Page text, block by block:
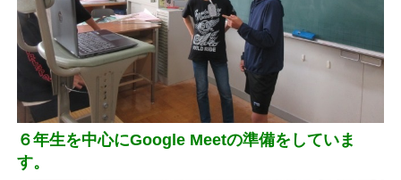
６年生を中心にGoogle Meetの準備をしていま
す。